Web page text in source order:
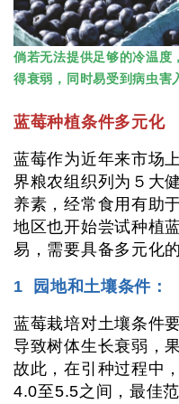
倘若无法提供足够的冷温度
得衰弱，同时易受到病虫害
蓝莓种植条件多元化
蓝莓作为近年来市场
界粮农组织列为５大
养素，经常食用有助
地区也开始尝试种植
易，需要具备多元化
1 园地和土壤条件：
蓝莓栽培对土壤条件
导致树体生长衰弱，
故此，在引种过程中
4.0至5.5之间，最佳